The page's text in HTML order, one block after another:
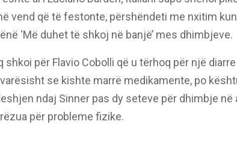
vend që të festonte, përshëndeti me nxitim
‘Më duhet të shkoj në banjë’ mes dhimbjeve.
shkoi për Flavio Cobolli që u tërhoq për një
se kishte marrë medikamente, po
ndaj Sinner pas dy seteve për dhimbje në
për probleme fizike.